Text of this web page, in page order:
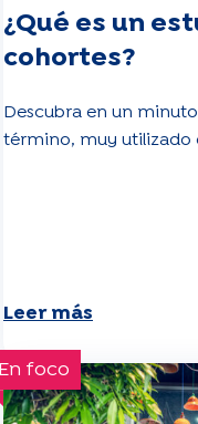
¿Qué es un
cohortes?
Descubra en un
término, muy utilizado
Leer más
En foco